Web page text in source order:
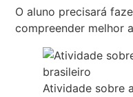
O aluno precisará
compreender melhor
Atividade sobre